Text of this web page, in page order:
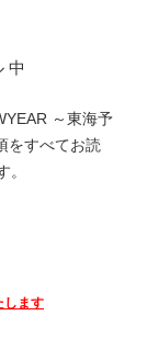
～東海予
をすべてお読
します